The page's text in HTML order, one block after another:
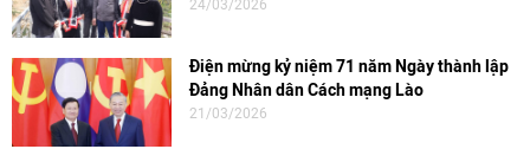
24/03/2026
Điện mừng kỷ niệm 71 năm Ngày thành lập
Đảng Nhân dân Cách mạng Lào
21/03/2026